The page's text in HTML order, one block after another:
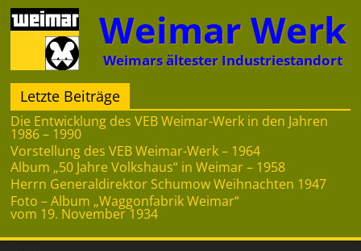
Zum
Inhalt
springen
Weimar Werk
Weimars ältester Industriestandort
Letzte Beiträge
Die Entwicklung des VEB Weimar-Werk in den Jahren
1986 – 1990
Vorstellung des VEB Weimar-Werk – 1964
Album „50 Jahre Volkshaus“ in Weimar – 1958
Herrn Generaldirektor Schumow Weihnachten 1947
Foto – Album „Waggonfabrik Weimar“
vom 19. November 1934